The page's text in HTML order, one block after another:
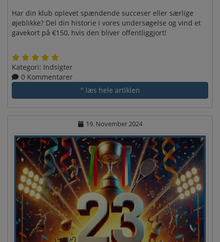
Har din klub oplevet spændende succeser eller særlige
øjeblikke? Del din historie i vores undersøgelse og vind et
gavekort på €150, hvis den bliver offentliggjort!
Kategori: Indsigter
0 Kommentarer
" læs hele artiklen
19. November 2024